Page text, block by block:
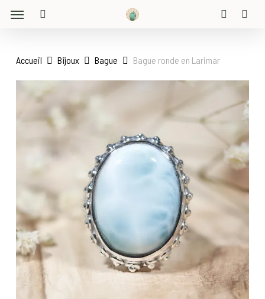
content
Menu
Accueil Bijoux Bague Bague ronde en Larimar